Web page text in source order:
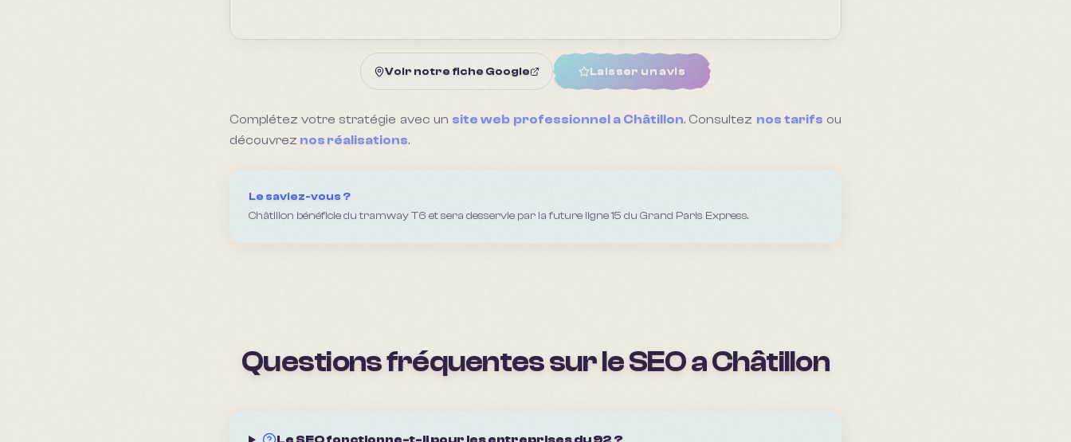
Voir notre fiche Google Laisser un avis
Complétez votre stratégie avec un site web professionnel a Châtillon. Consultez nos tarifs ou
découvrez nos réalisations.
Le saviez-vous ?
Châtillon bénéficie du tramway T6 et sera desservie par la future ligne 15 du Grand Paris Express.
Questions fréquentes sur le SEO aChâtillon